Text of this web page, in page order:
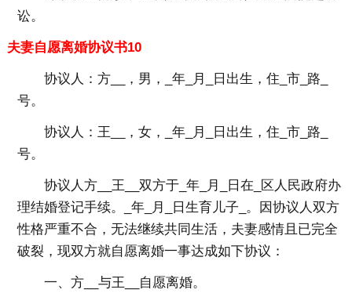
讼。
夫妻自愿离婚协议书10
协议人：方__，男，_年_月_日出生，住_市_路_
号。
协议人：王__，女，_年_月_日出生，住_市_路_
号。
协议人方__王__双方于_年_月_日在_区人民政府办
理结婚登记手续。_年_月_日生育儿子_。因协议人双方
性格严重不合，无法继续共同生活，夫妻感情且已完全
破裂，现双方就自愿离婚一事达成如下协议：
一、方__与王__自愿离婚。